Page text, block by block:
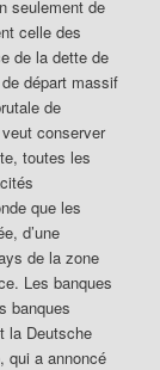
seulement de
celle des
de la dette de
départ massif
de
conserver
toutes les
que les
d’une
de la zone
Les banques
banques
la Deutsche
qui a annoncé